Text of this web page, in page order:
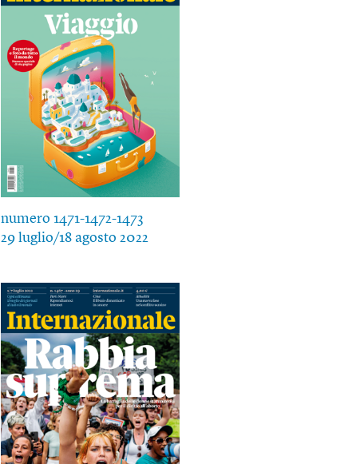
numero 1471-1472-1473
29 luglio/18 agosto 2022